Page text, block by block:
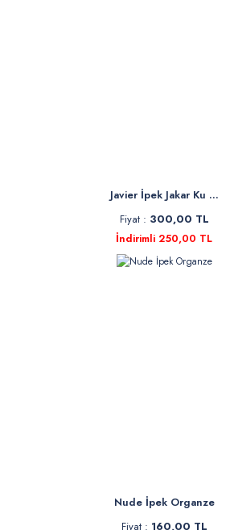
Javier İpek Jakar Ku ...
Fiyat : 300,00 TL
İndirimli 250,00 TL
Nude İpek Organze
Fiyat : 160,00 TL